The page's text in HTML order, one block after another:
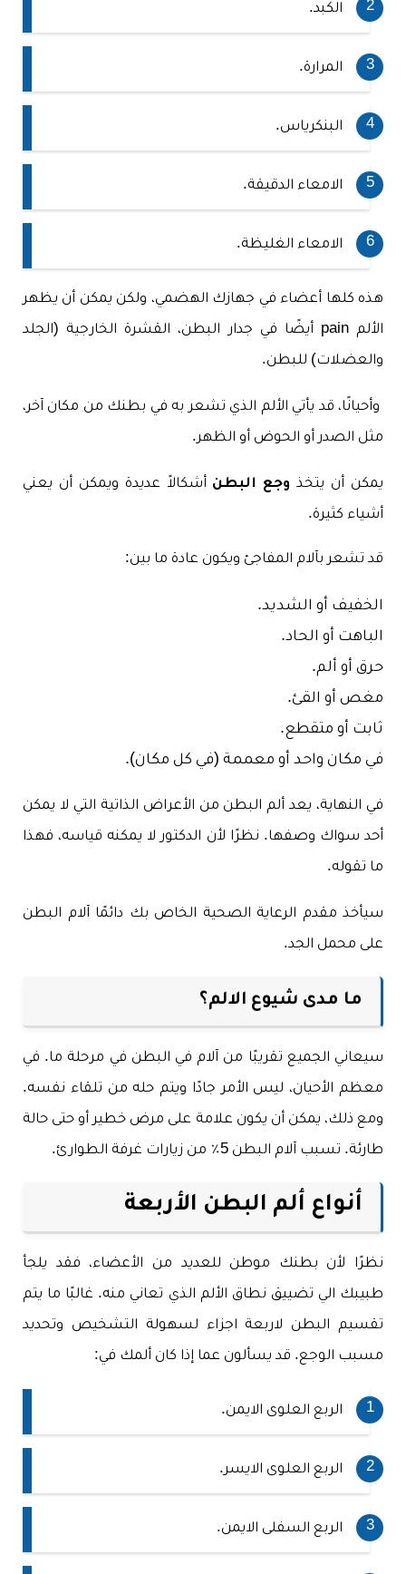
الكبد.
المرارة.
البنكرياس.
الامعاء الدقيقة.
الامعاء الغليظة.
هذه كلها أعضاء في جهازك الهضمي، ولكن يمكن أن يظهر
الألم pain أيضًا في جدار البطن، القشرة الخارجية (الجلد
والعضلات) للبطن.
وأحيانًا، قد يأتي الألم الذي تشعر به في بطنك من مكان آخر،
مثل الصدر أو الحوض أو الظهر.
يمكن أن يتخذ وجع البطن أشكالاً عديدة ويمكن أن يعني
أشياء كثيرة.
قد تشعر بآلام المفاجئ ويكون عادة ما بين:
الخفيف أو الشديد.
الباهت أو الحاد.
حرق أو ألم.
مغص أو القئ.
ثابت أو متقطع.
في مكان واحد أو معممة (في كل مكان).
في النهاية، يعد ألم البطن من الأعراض الذاتية التي لا يمكن
أحد سواك وصفها. نظرًا لأن الدكتور لا يمكنه قياسه، فهذا
ما تقوله.
سيأخذ مقدم الرعاية الصحية الخاص بك دائمًا آلام البطن
على محمل الجد.
ما مدى شيوع الالم؟
سيعاني الجميع تقريبًا من آلام في البطن في مرحلة ما. في
معظم الأحيان، ليس الأمر جادًا ويتم حله من تلقاء نفسه.
ومع ذلك، يمكن أن يكون علامة على مرض خطير أو حتى حالة
طارئة. تسبب آلام البطن 5٪ من زيارات غرفة الطوارئ.
أنواع ألم البطن الأربعة
نظرًا لأن بطنك موطن للعديد من الأعضاء، فقد يلجأ
طبيبك الي تضييق نطاق الألم الذي تعاني منه. غالبًا ما يتم
تقسيم البطن لاربعة اجزاء لسهولة التشخيص وتحديد
مسبب الوجع. قد يسألون عما إذا كان ألمك في:
الربع العلوى الايمن.
الربع العلوى الايسر.
الربع السفلى الايمن.